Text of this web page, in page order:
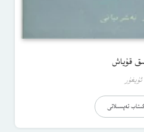
قۇياش
ئۇيغۇر
كىتاب تەپسىلاتى